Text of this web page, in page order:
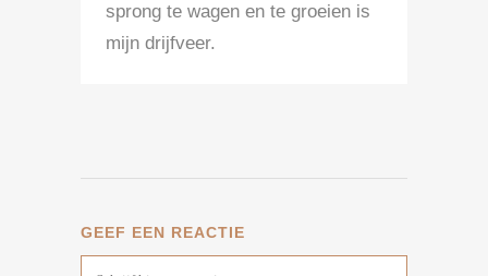
sprong te wagen en te groeien is
mijn drijfveer.
GEEF EEN REACTIE